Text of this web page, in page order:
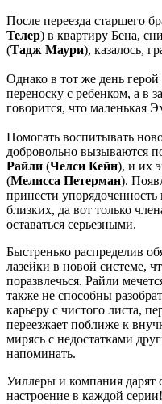
После переезда старшего
Телер) в квартиру Бена,
(Тадж Маури), казалось,
Однако в тот же день
переноску с ребенком, а в
говорится, что маленькая
Помогать воспитывать
добровольно вызываются
Райли (Челси Кейн), и их
(Мелисса Петерман).
принести
близких, да вот только
оставаться серьезными.
Быстренько распределив
лазейки в новой системе,
поразвлечься. Райли
также не способны
карьеру с чистого листа,
переезжает поближе к
мирясь с недостатками
напоминать.
Уиллеры и компания дарят
настроение в каждой серии!